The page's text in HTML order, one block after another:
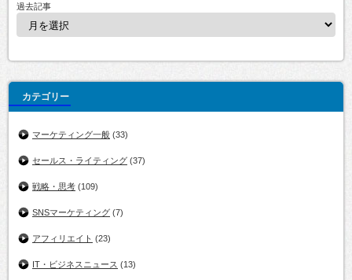
過去記事
カテゴリー
マーケティング一般 (33)
セールス・ライティング (37)
戦略・思考 (109)
SNSマーケティング (7)
アフィリエイト (23)
IT・ビジネスニュース (13)